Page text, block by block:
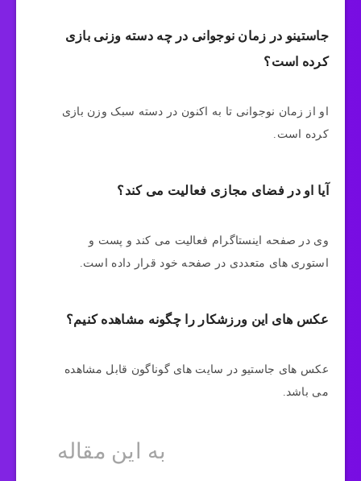
جاستینو در زمان نوجوانی در چه دسته وزنی بازی
کرده است؟
او از زمان نوجوانی تا به اکنون در دسته سبک وزن بازی
کرده است.
آیا او در فضای مجازی فعالیت می کند؟
وی در صفحه اینستاگرام فعالیت می کند و پست و
استوری های متعددی در صفحه خود قرار داده است.
عکس های این ورزشکار را چگونه مشاهده کنیم؟
عکس های جاستیو در سایت های گوناگون قابل مشاهده
می باشد.
به این مقاله